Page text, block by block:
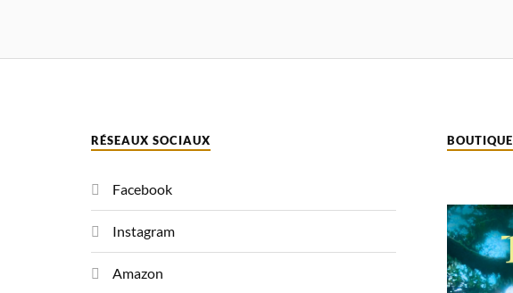
RÉSEAUX SOCIAUX
Facebook
Instagram
Amazon
BOUTIQUE